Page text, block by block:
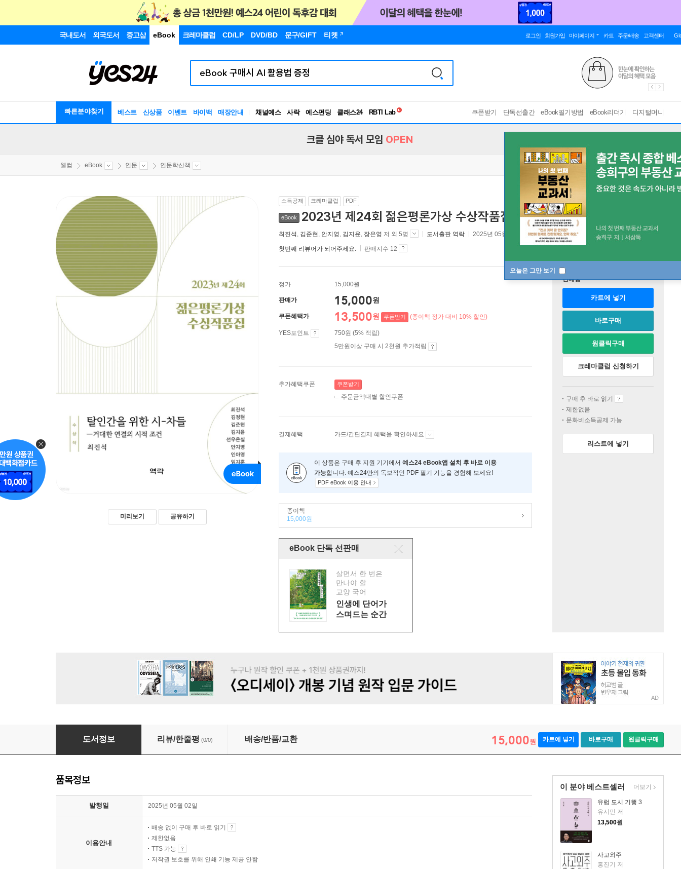
국내도서 외국도서 중고샵 eBook 크레마클럽 CD/LP DVD/BD 문구/GIFT 티켓 로그인 회원가입 마이페이지 카트 주문/배송 고객센터
빠른분야찾기 베스트 신상품 이벤트 바이백 매장안내 채널예스 사락 예스펀딩 클래스24
독서유형검사
쿠폰받기 단독선출간 eBook필기방법 eBook리더기 디지털머니
오늘은 그만 보기
크클 심야 독서 모임 OPEN
웰컴 eBook 인문 인문학산책
미리보기 공유하기
소득공제 크레마클럽 PDF
eBook 2023년 제24회 젊은평론가상 수상작품집 [ 스마트한 PDF 필기 기능을 사용해 보세요! ]
최진석 , 김준현 , 안지영, 김지윤, 장은영 저 외 5명 도서출판 역락 2025년 05월 02일
첫번째 리뷰어가 되어주세요. 판매지수 12
정가 15,000원
판매가 15,000원
쿠폰혜택가 13,500원 쿠폰받기 (종이책 정가 대비 10% 할인)
YES포인트
750원 (5% 적립)
5만원이상 구매 시 2천원 추가적립
추가혜택쿠폰 쿠폰받기
주문금액대별 할인쿠폰
결제혜택 카드/간편결제 혜택을 확인하세요
이 상품은 구매 후 지원 기기에서 예스24 eBook앱 설치 후 바로 이용
가능합니다. 예스24만의 독보적인 PDF 필기 기능을 경험해 보세요!
PDF eBook 이용 안내
종이책
15,000원
eBook 단독 선판매
살면서 한 번은
만나야 할
교양 국어
인생에 단어가
스며드는 순간
판매중
카트에 넣기
바로구매
원클릭구매
크레마클럽 신청하기
구매 후 바로 읽기
제한없음
문화비소득공제 가능
리스트에 넣기
AD
2023년 제24회 젊은평론가상 수상작품집
도서정보 리뷰/한줄평 (0/0) 배송/반품/교환 15,000원 카트에 넣기 바로구매 원클릭구매
이 분야 베스트셀러
유럽 도시 기행 3
유시민 저
13,500원
사고외주
홍진기 저
더보기
품목정보
발행일 2025년 05월 02일
이용안내
배송 없이 구매 후 바로 읽기
제한없음
TTS 가능
저작권 보호를 위해 인쇄 기능 제공 안함